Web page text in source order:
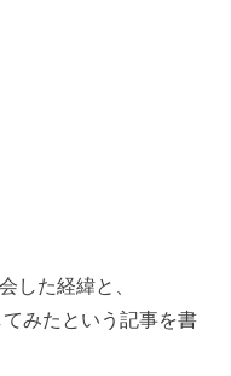
した経緯と、
みたという記事を書